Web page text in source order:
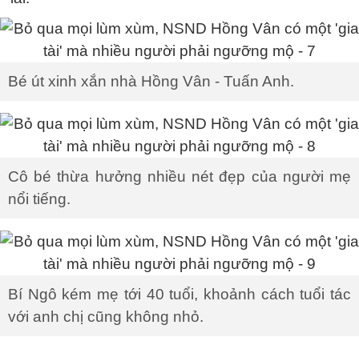
Bé út xinh xắn nhà Hồng Vân - Tuấn Anh.
Cô bé thừa hưởng nhiều nét đẹp của người mẹ
nổi tiếng.
Bí Ngô kém mẹ tới 40 tuổi, khoảnh cách tuổi tác
với anh chị cũng không nhỏ.